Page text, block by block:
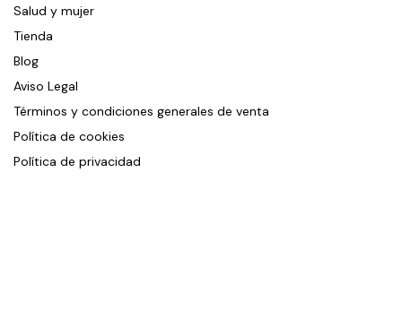
Salud y mujer
Tienda
Blog
Aviso Legal
Términos y condiciones generales de venta
Política de cookies
Política de privacidad